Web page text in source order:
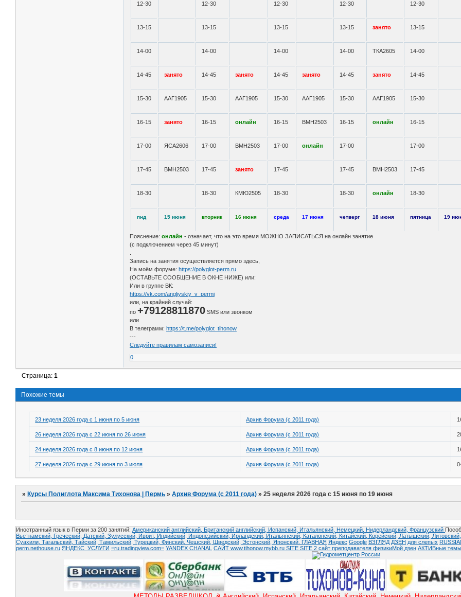
12-30 12-30 12-30 12-30 12-30
13-15 13-15 13-15 13-15 занято 13-15
14-00 14-00 14-00 14-00 ТКА2605 14-00
14-45 занято 14-45 занято 14-45 занято 14-45 занято 14-45
15-30 ААГ1905 15-30 ААГ1905 15-30 ААГ1905 15-30 ААГ1905 15-30
16-15 занято 16-15 онлайн 16-15 ВМН2503 16-15 онлайн 16-15
17-00 ЯСА2606 17-00 ВМН2503 17-00 онлайн 17-00 17-00
17-45 ВМН2503 17-45 занято 17-45 17-45 ВМН2503 17-45
18-30 18-30 КМЮ2505 18-30 18-30 онлайн 18-30
пнд 15 июня вторник 16 июня среда 17 июня четверг 18 июня пятница 19
Пояснение:онлайн - означает, что на это время МОЖНО ЗАПИСАТЬСЯ на онлайн занятие
(с подключением через 45 минут)
Запись на занятия осуществляется прямо здесь,
На моём форуме: https://polyglot-perm.ru
(ОСТАВЬТЕ СООБЩЕНИЕ В ОКНЕ НИЖЕ) или:
Или в группе ВК:
https://vk.com/angliyskiy_v_permi
или, на крайний случай:
по+79128811870 SMS или звонком
или
В телеграмм: https://t.me/polyglot_tihonow
---
Следуйте правилам самозаписи!
0
Страница:1
Похожие темы
23 неделя 2026 года с 1 июня по 5 июня Архив Форума (с 2011 года)
26 неделя 2026 года с 22 июня по 26 июня Архив Форума (с 2011 года)
24 неделя 2026 года с 8 июня по 12 июня Архив Форума (с 2011 года)
27 неделя 2026 года с 29 июня по 3 июля Архив Форума (с 2011 года)
»Курсы Полиглота Максима Тихонова | Пермь »Архив Форума (с 2011 года) »25 неделя 2026 года с 15 июня по 19 июня
Иностранный язык в Перми за 200 занятий: Американский английский, Британский английский, Испанский, Итальянский, Немецкий, Нидерландский, Французский
Вьетнамский, Греческий, Датский, Зулусский, Иврит, Индийский, Индонезийский, Ирландский, Итальянский, Каталонский, Китайский, Корейский, Латышский,
Суахили, Тагальский, Тайский, Тамильский, Турецкий, Финский, Чешский, Шведский, Эстонский, Японский. ГЛАВНАЯ Яндекс Google ВЗГЛЯД ДЗЕН для слепых
perm.nethouse.ru ЯНДЕКС_УСЛУГИ =ru.tradingview.com= YANDEX CHANAL САЙТ www.tihonow.mybb.ru SITE SITE 2 сайт преподавателя физикиМой дзен АКТИВные темы